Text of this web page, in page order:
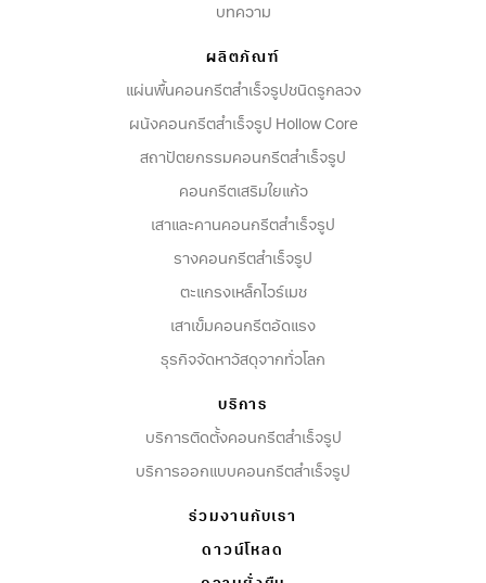
บทความ
ผลิตภัณฑ์
แผ่นพื้นคอนกรีตสำเร็จรูปชนิดรูกลวง
ผนังคอนกรีตสําเร็จรูป Hollow Core
สถาปัตยกรรมคอนกรีตสําเร็จรูป
คอนกรีตเสริมใยแก้ว
เสาและคานคอนกรีตสำเร็จรูป
รางคอนกรีตสำเร็จรูป
ตะแกรงเหล็กไวร์เมช
เสาเข็มคอนกรีตอัดแรง
ธุรกิจจัดหาวัสดุจากทั่วโลก
บริการ
บริการติดตั้งคอนกรีตสำเร็จรูป
บริการออกแบบคอนกรีตสำเร็จรูป
ร่วมงานกับเรา
ดาวน์โหลด